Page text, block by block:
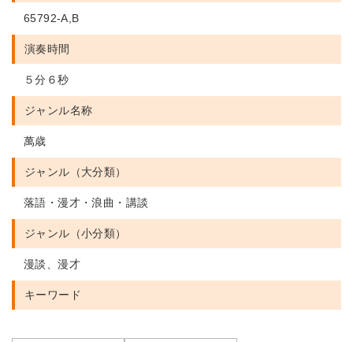
65792-A,B
演奏時間
５分６秒
ジャンル名称
萬歳
ジャンル（大分類）
落語・漫才・浪曲・講談
ジャンル（小分類）
漫談、漫才
キーワード